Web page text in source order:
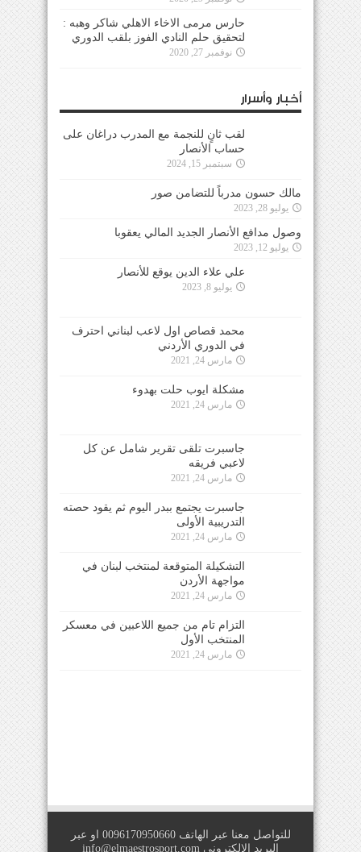
حارس مرمى الاخاء الاهلي شاكر وهبه :
لتحقيق حلم النادي الفوز بلقب الدوري
نوفمبر 27, 2020
أخبار وأسرار
لقب ثانٍ للنجمة مع المدرب دراغان على
حساب الأنصار
سبتمبر 15, 2024
مالك حسون مدرباً للتضامن صور
يوليو 28, 2023
وصول مدافع الأنصار الجديد المالي يعقوبا
يوليو 12, 2023
علي علاء الدين يوقع للأنصار
يوليو 8, 2023
محمد قصاص اول لاعب لبناني احترف
في الدوري الأردني
مارس 24, 2021
مشكلة ايوب حلت بهدوء
مارس 24, 2021
جاسبرت تلقى تقرير شامل عن كل
لاعبي فريقه
مارس 24, 2021
جاسبرت يجتمع ببدر اليوم ثم يقود حصته
التدريبية الأولى
مارس 24, 2021
التشكيلة المتوقعة لمنتخب لبنان في
مواجهة الأردن
مارس 24, 2021
التزام تام من جميع اللاعبين في معسكر
المنتخب الأول
مارس 24, 2021
للتواصل معنا عبر الهاتف 0096170950660 او عبر
البريد الالكتروني info@elmaestrosport.com